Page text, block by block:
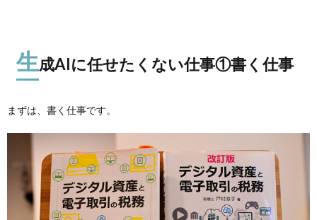
生成AIに任せたくない仕事①書く仕事
まずは、書く仕事です。